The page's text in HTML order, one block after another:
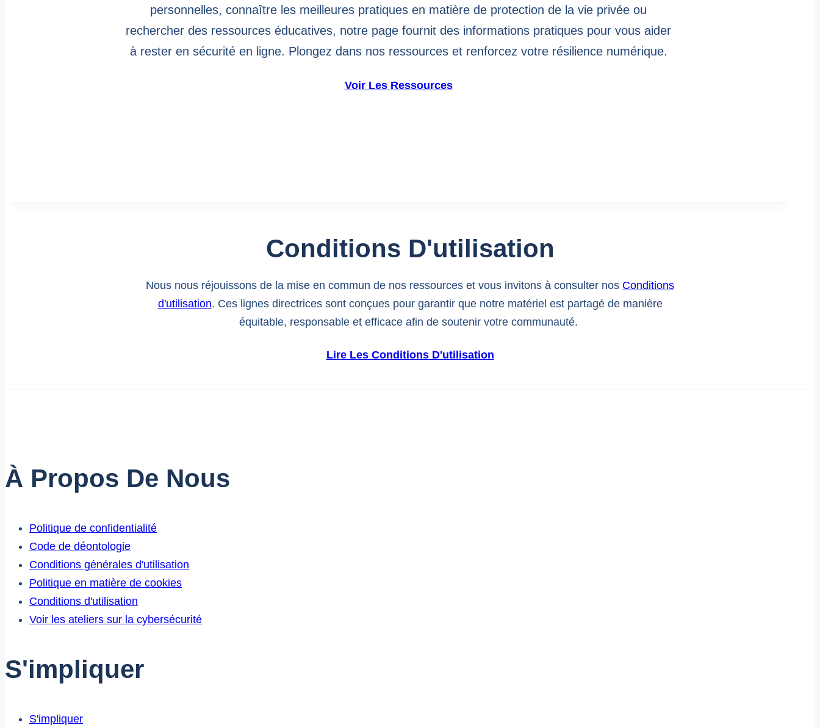
personnelles, connaître les meilleures pratiques en matière de protection de la vie privée ou
rechercher des ressources éducatives, notre page fournit des informations pratiques pour vous aider
à rester en sécurité en ligne. Plongez dans nos ressources et renforcez votre résilience numérique.
Voir Les Ressources
Conditions D'utilisation
Nous nous réjouissons de la mise en commun de nos ressources et vous invitons à consulter nos Conditions
d'utilisation. Ces lignes directrices sont conçues pour garantir que notre matériel est partagé de manière
équitable, responsable et efficace afin de soutenir votre communauté.
Lire Les Conditions D'utilisation
À Propos De Nous
Politique de confidentialité
Code de déontologie
Conditions générales d'utilisation
Politique en matière de cookies
Conditions d'utilisation
Voir les ateliers sur la cybersécurité
S'impliquer
S'impliquer